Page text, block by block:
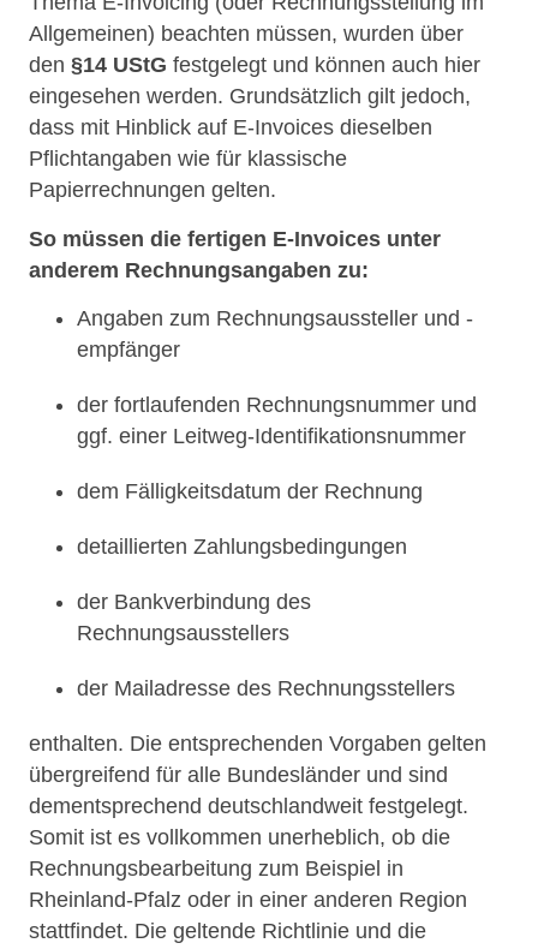
Allgemeinen) beachten müssen, wurden über
den §14 UStG festgelegt und können auch hier
eingesehen werden. Grundsätzlich gilt jedoch,
dass mit Hinblick auf E-Invoices dieselben
Pflichtangaben wie für klassische
Papierrechnungen gelten.
So müssen die fertigen E-Invoices unter
anderem Rechnungsangaben zu:
Angaben zum Rechnungsaussteller und -
empfänger
der fortlaufenden Rechnungsnummer und
ggf. einer Leitweg-Identifikationsnummer
dem Fälligkeitsdatum der Rechnung
detaillierten Zahlungsbedingungen
der Bankverbindung des
Rechnungsausstellers
der Mailadresse des Rechnungsstellers
enthalten. Die entsprechenden Vorgaben gelten
übergreifend für alle Bundesländer und sind
dementsprechend deutschlandweit festgelegt.
Somit ist es vollkommen unerheblich, ob die
Rechnungsbearbeitung zum Beispiel in
Rheinland-Pfalz oder in einer anderen Region
stattfindet. Die geltende Richtlinie und die